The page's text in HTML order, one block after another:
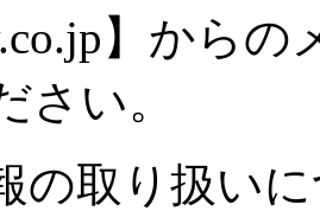
】から
さい。
の取り扱い